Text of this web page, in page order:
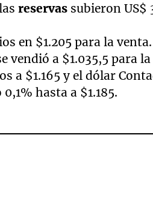
reservas subieron US$
en $1.205 para la
vendió a $1.035,5 para
a $1.165 y el dólar
hasta a $1.185.